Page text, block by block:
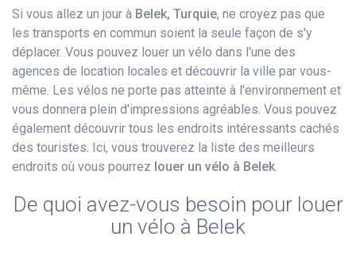
Si vous allez un jour à Belek, Turquie, ne croyez pas que
les transports en commun soient la seule façon de s'y
déplacer. Vous pouvez louer un vélo dans l'une des
agences de location locales et découvrir la ville par vous-
même. Les vélos ne porte pas atteinte à l'environnement et
vous donnera plein d'impressions agréables. Vous pouvez
également découvrir tous les endroits intéressants cachés
des touristes. Ici, vous trouverez la liste des meilleurs
endroits où vous pourrez louer un vélo​ à Belek.
De quoi avez-vous besoin pour louer
un vélo à Belek